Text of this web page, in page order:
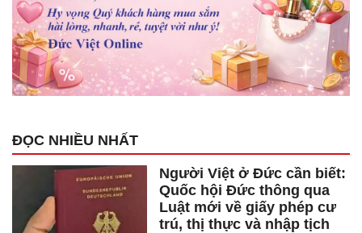
ĐỌC NHIỀU NHẤT
Người Việt ở Đức cần biết:
Quốc hội Đức thông qua
Luật mới về giấy phép cư
trú, thị thực và nhập tịch